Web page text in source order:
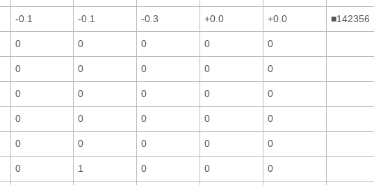
-0.1 -0.1 -0.3 +0.0 +0.0 ■142356
0 0 0 0 0
0 0 0 0 0
0 0 0 0 0
0 0 0 0 0
0 0 0 0 0
0 1 0 0 0